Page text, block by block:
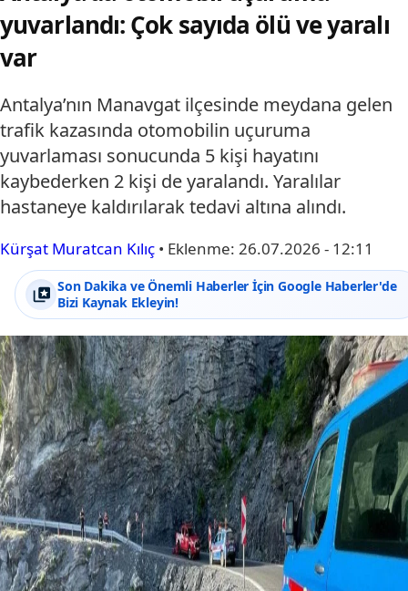
yuvarlandı: Çok sayıda ölü ve yaralı
var
Antalya’nın Manavgat ilçesinde meydana gelen
trafik kazasında otomobilin uçuruma
yuvarlaması sonucunda 5 kişi hayatını
kaybederken 2 kişi de yaralandı. Yaralılar
hastaneye kaldırılarak tedavi altına alındı.
Kürşat Muratcan Kılıç • Eklenme: 26.07.2026 - 12:11
Son Dakika ve Önemli Haberler İçin Google Haberler'de
Bizi Kaynak Ekleyin!